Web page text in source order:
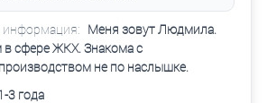
информация:
Меня зовут Людмила.
сфере ЖКХ. Знакома с
не по наслышке.
3 года